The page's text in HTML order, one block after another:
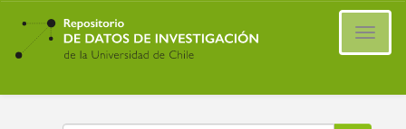
Ir
contenido
principal
Buscar